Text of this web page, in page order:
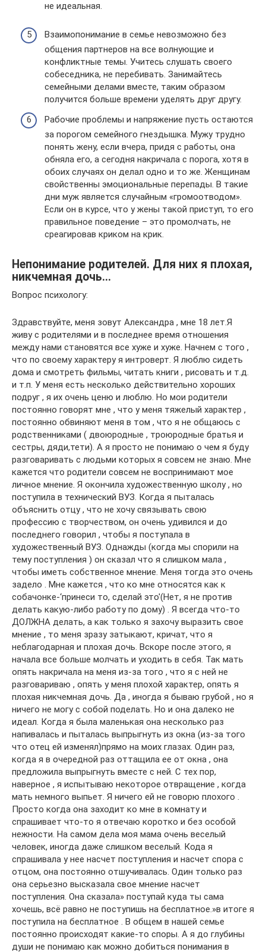
не идеальная.
Взаимопонимание в семье невозможно без
общения партнеров на все волнующие и
конфликтные темы. Учитесь слушать своего
собеседника, не перебивать. Занимайтесь
семейными делами вместе, таким образом
получится больше времени уделять друг другу.
Рабочие проблемы и напряжение пусть остаются
за порогом семейного гнездышка. Мужу трудно
понять жену, если вчера, придя с работы, она
обняла его, а сегодня накричала с порога, хотя в
обоих случаях он делал одно и то же. Женщинам
свойственны эмоциональные перепады. В такие
дни муж является случайным «громоотводом».
Если он в курсе, что у жены такой приступ, то его
правильное поведение – это промолчать, не
среагировав криком на крик.
Непонимание родителей. Для них я плохая,
никчемная дочь…
Вопрос психологу:
Здравствуйте, меня зовут Александра , мне 18 лет.Я
живу с родителями и в последнее время отношения
между нами становятся все хуже и хуже. Начнем с того ,
что по своему характеру я интроверт. Я люблю сидеть
дома и смотреть фильмы, читать книги , рисовать и т.д.
и т.п. У меня есть несколько действительно хороших
подруг , я их очень ценю и люблю. Но мои родители
постоянно говорят мне , что у меня тяжелый характер ,
постоянно обвиняют меня в том , что я не общаюсь с
родственниками ( двоюродные , троюродные братья и
сестры, дяди,тети). А я просто не понимаю о чем я буду
разговаривать с людьми которых я совсем не знаю. Мне
кажется что родители совсем не воспринимают мое
личное мнение. Я окончила художественную школу , но
поступила в технический ВУЗ. Когда я пыталась
объяснить отцу , что не хочу связывать свою
профессию с творчеством, он очень удивился и до
последнего говорил , чтобы я поступала в
художественный ВУЗ. Однажды (когда мы спорили на
тему поступления ) он сказал что я слишком мала ,
чтобы иметь собственное мнение. Меня тогда это очень
задело . Мне кажется , что ко мне относятся как к
собачонке-‘принеси то, сделай это'(Нет, я не против
делать какую-либо работу по дому) . Я всегда что-то
ДОЛЖНА делать, а как только я захочу выразить свое
мнение , то меня зразу затыкают, кричат, что я
неблагодарная и плохая дочь. Вскоре после этого, я
начала все больше молчать и уходить в себя. Так мать
опять накричала на меня из-за того , что я с ней не
разговариваю , опять у меня плохой характер, опять я
плохая никчемная дочь. Да , иногда я бываю грубой , но я
ничего не могу с собой поделать. Но и она далеко не
идеал. Когда я была маленькая она несколько раз
напивалась и пыталась выпрыгнуть из окна (из-за того
что отец ей изменял)прямо на моих глазах. Один раз,
когда я в очередной раз оттащила ее от окна , она
предложила выпрыгнуть вместе с ней. С тех пор,
наверное , я испытываю некоторое отвращение , когда
мать немного выпьет. Я ничего ей не говорю плохого .
Просто когда она заходит ко мне в комнату и
спрашивает что-то я отвечаю коротко и без особой
нежности. На самом дела моя мама очень веселый
человек, иногда даже слишком веселый. Кода я
спрашивала у нее насчет поступления и насчет спора с
отцом, она постоянно отшучивалась. Один только раз
она серьезно высказала свое мнение насчет
поступления. Она сказала» поступай куда ты сама
хочешь, всё равно не поступишь на бесплатное.»в итоге я
поступила на бесплатное . В общем в нашей семье
постоянно происходят какие-то споры. А я до глубины
души не понимаю как можно добиться понимания в